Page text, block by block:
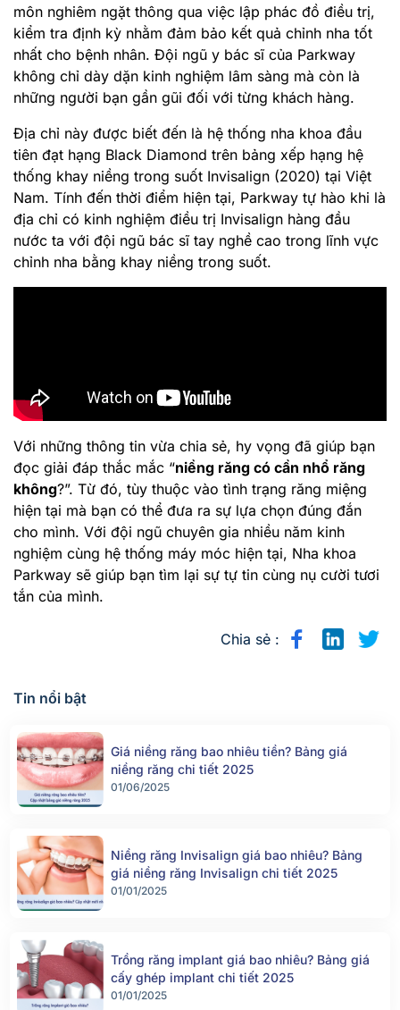
môn nghiêm ngặt thông qua việc lập phác đồ điều trị,
kiểm tra định kỳ nhằm đảm bảo kết quả chỉnh nha tốt
nhất cho bệnh nhân. Đội ngũ y bác sĩ của Parkway
không chỉ dày dặn kinh nghiệm lâm sàng mà còn là
những người bạn gần gũi đối với từng khách hàng.
Địa chỉ này được biết đến là hệ thống nha khoa đầu
tiên đạt hạng Black Diamond trên bảng xếp hạng hệ
thống khay niềng trong suốt Invisalign (2020) tại Việt
Nam. Tính đến thời điểm hiện tại, Parkway tự hào khi là
địa chỉ có kinh nghiệm điều trị Invisalign hàng đầu
nước ta với đội ngũ bác sĩ tay nghề cao trong lĩnh vực
chỉnh nha bằng khay niềng trong suốt.
Với những thông tin vừa chia sẻ, hy vọng đã giúp bạn
đọc giải đáp thắc mắc “niềng răng có cần nhổ răng
không?”. Từ đó, tùy thuộc vào tình trạng răng miệng
hiện tại mà bạn có thể đưa ra sự lựa chọn đúng đắn
cho mình. Với đội ngũ chuyên gia nhiều năm kinh
nghiệm cùng hệ thống máy móc hiện tại, Nha khoa
Parkway sẽ giúp bạn tìm lại sự tự tin cùng nụ cười tươi
tắn của mình.
Chia sẻ :
Tin nổi bật
Giá niềng răng bao nhiêu tiền? Bảng giá
niềng răng chi tiết 2025
01/06/2025
Niềng răng Invisalign giá bao nhiêu? Bảng
giá niềng răng Invisalign chi tiết 2025
01/01/2025
Trồng răng implant giá bao nhiêu? Bảng giá
cấy ghép implant chi tiết 2025
01/01/2025